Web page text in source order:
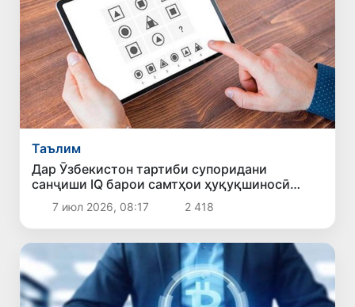
Таълим
Дар Ӯзбекистон тартиби супоридани
санҷиши IQ барои самтҳои ҳуқуқшиносӣ
муайян гардид
7 июл 2026, 08:17 2 418